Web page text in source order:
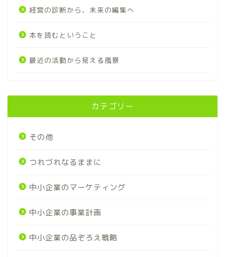
経営の診断から、未来の編集へ
本を読むということ
最近の活動から見える風景
カテゴリー
その他
つれづれなるままに
中小企業のマーケティング
中小企業の事業計画
中小企業の品ぞろえ戦略